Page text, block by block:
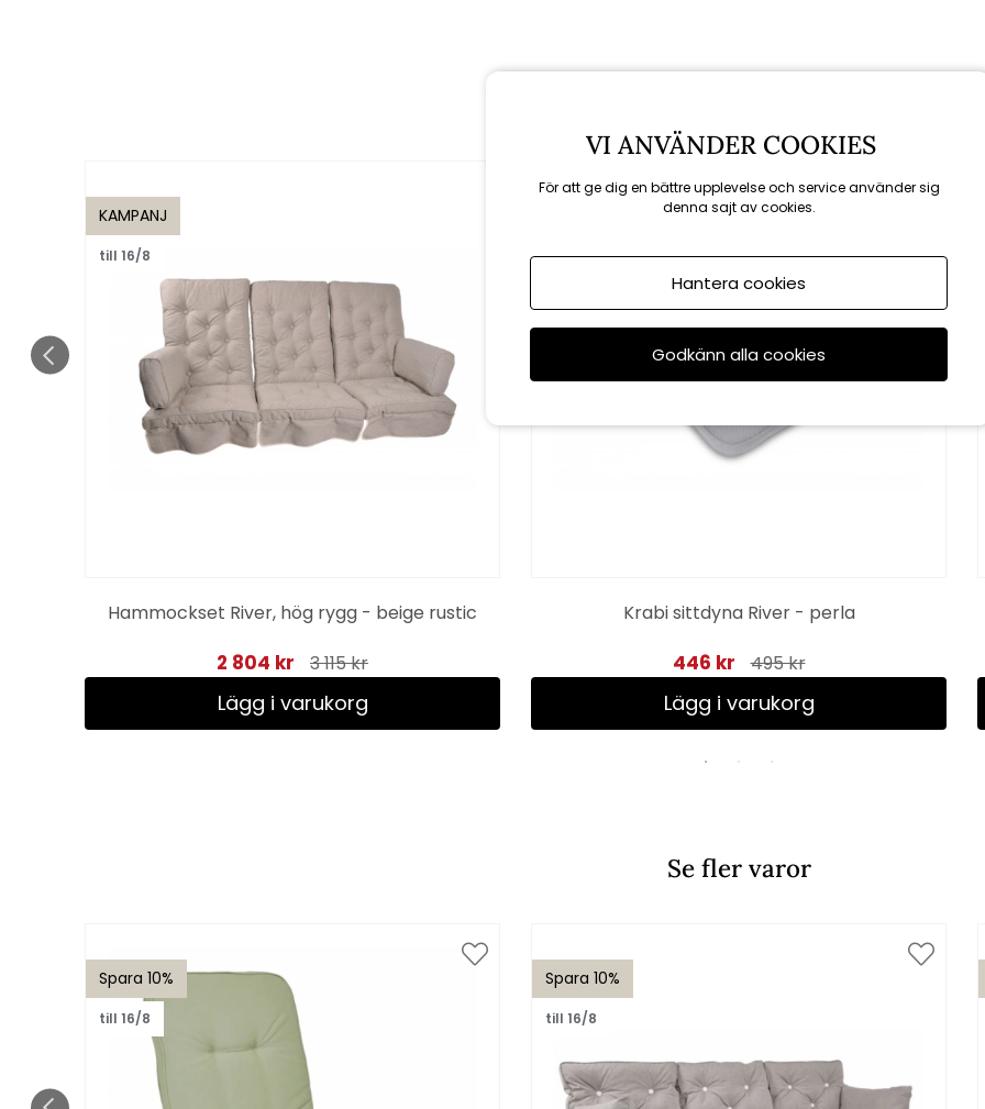
KAMPANJ
till 16/8
Hammockset River, hög rygg - beige rustic
2 804 kr 3 115 kr
Lägg i varukorg
till 16/8
Krabi sittdyna River - perla
446 kr 495 kr
Lägg i varukorg
Se fler varor
Spara 10%
till 16/8
Spara 10%
till 16/8
VI ANVÄNDER COOKIES
För att ge dig en bättre upplevelse och service använder sig
denna sajt av cookies.
Hantera cookies
Godkänn alla cookies